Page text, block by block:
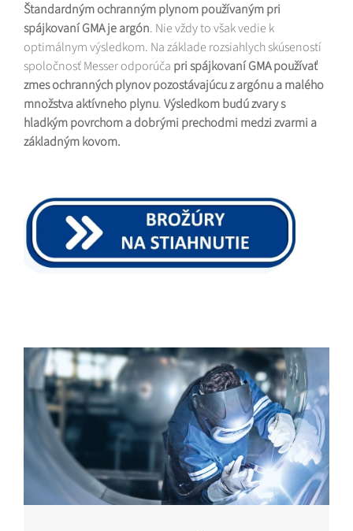
Štandardným ochranným plynom používaným pri
spájkovaní GMA je argón. Nie vždy to však vedie k
optimálnym výsledkom. Na základe rozsiahlych skúseností
spoločnosť Messer odporúča pri spájkovaní GMA používať
zmes ochranných plynov pozostávajúcu z argónu a malého
množstva aktívneho plynu.Výsledkom budú zvary s
hladkým povrchom a dobrými prechodmi medzi zvarmi a
základným kovom.